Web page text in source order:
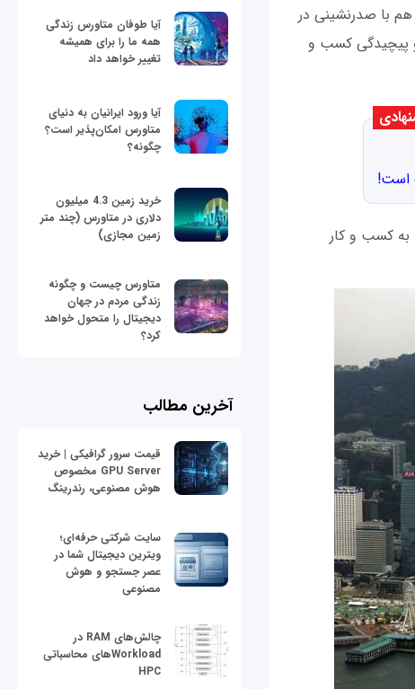
هم با صدرنشینی در
بازار و پیچیدگی کسب و
به کسب و کار
آیا طوفان متاورس زندگی
همه ما را برای همیشه
تغییر خواهد داد
آیا ورود ایرانیان به دنیای
متاورس امکان‌پذیر است؟
چگونه؟
خرید زمین 4.3 میلیون
دلاری در متاورس (چند متر
زمین مجازی)
متاورس چیست و چگونه
زندگی مردم در جهان
دیجیتال را متحول خواهد
کرد؟
آخرین مطالب
قیمت سرور گرافیکی | خرید
GPU Server مخصوص
هوش مصنوعی، رندرینگ
سایت شرکتی حرفه‌ای؛
ویترین دیجیتال شما در
عصر جستجو و هوش
مصنوعی
چالش‌های RAM در
Workloadهای محاسباتی
HPC